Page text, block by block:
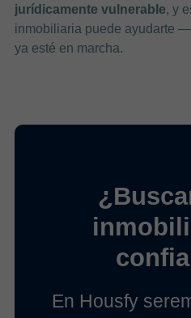
jurídicamente vulnerable, y
inmobiliaria puede ayudarte
ya esté en marcha.
En Housfy